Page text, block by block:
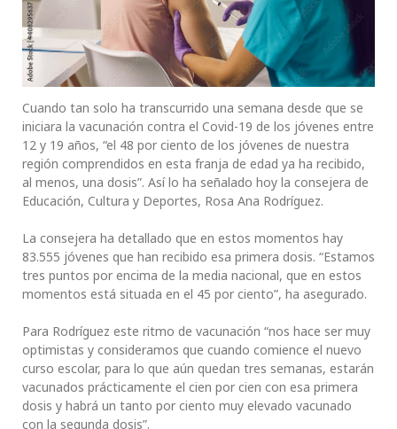
Cuando tan solo ha transcurrido una semana desde que se
iniciara la vacunación contra el Covid-19 de los jóvenes entre
12 y 19 años, “el 48 por ciento de los jóvenes de nuestra
región comprendidos en esta franja de edad ya ha recibido,
al menos, una dosis”. Así lo ha señalado hoy la consejera de
Educación, Cultura y Deportes, Rosa Ana Rodríguez.
La consejera ha detallado que en estos momentos hay
83.555 jóvenes que han recibido esa primera dosis. “Estamos
tres puntos por encima de la media nacional, que en estos
momentos está situada en el 45 por ciento”, ha asegurado.
Para Rodríguez este ritmo de vacunación “nos hace ser muy
optimistas y consideramos que cuando comience el nuevo
curso escolar, para lo que aún quedan tres semanas, estarán
vacunados prácticamente el cien por cien con esa primera
dosis y habrá un tanto por ciento muy elevado vacunado
con la segunda dosis”.